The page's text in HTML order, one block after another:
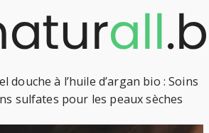
douche à l’huile d’argan bio : Soins
sulfates pour les peaux sèches